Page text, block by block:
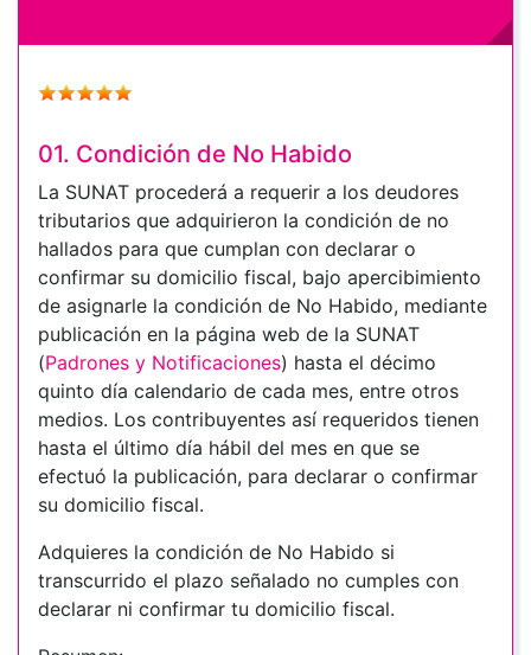
01. Condición de No Habido
La SUNAT procederá a requerir a los deudores
tributarios que adquirieron la condición de no
hallados para que cumplan con declarar o
confirmar su domicilio fiscal, bajo apercibimiento
de asignarle la condición de No Habido, mediante
publicación en la página web de la SUNAT
(Padrones y Notificaciones) hasta el décimo
quinto día calendario de cada mes, entre otros
medios. Los contribuyentes así requeridos tienen
hasta el último día hábil del mes en que se
efectuó la publicación, para declarar o confirmar
su domicilio fiscal.
Adquieres la condición de No Habido si
transcurrido el plazo señalado no cumples con
declarar ni confirmar tu domicilio fiscal.